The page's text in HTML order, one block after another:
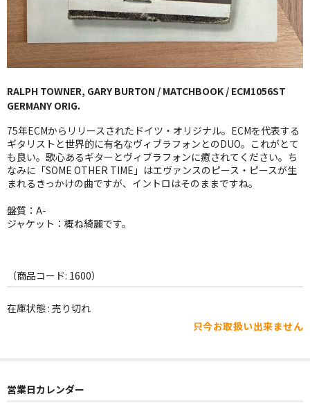
JAZZ-US
BLUE NOTE
JAZZ-EU
JAZZ-JP
JAZZ-VOCAL
J-POP
ROCK
WORLD
その他
Webのみ no.1
RALPH TOWNER, GARY BURTON / MATCHBOOK / ECM1056ST
GERMANY ORIG.
75年ECMからリリースされたドイツ・オリジナル。ECMを代表する
ギタリストと世界的に有名なヴィブラフォンとのDUO。これがとて
も良い。歌心あるギターとヴィブラフォンに癒されてください。ち
なみに「SOME OTHER TIME」はエヴァンスのピース・ピースが生
まれるきっかけの曲ですが、イントロはそのままですね。
盤質：A-
ジャケット：概ね綺麗です。
（商品コード: 1600）
在庫状態 : 売り切れ
只今お取扱い出来ません
営業日カレンダー